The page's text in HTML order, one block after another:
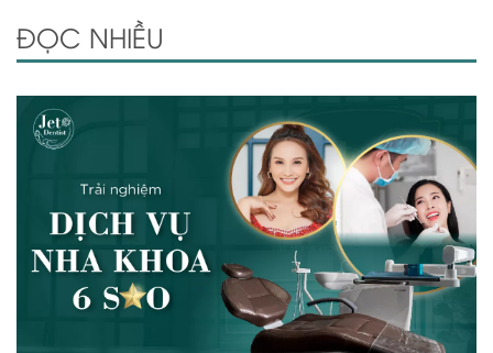
ĐỌC NHIỀU